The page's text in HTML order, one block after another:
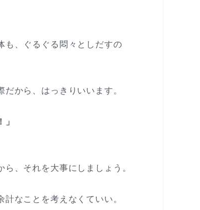
も、ぐるぐる悶々としだすの
から、はっきりいいます。
、それを大事にしましょう。
なことを考えなくていい。